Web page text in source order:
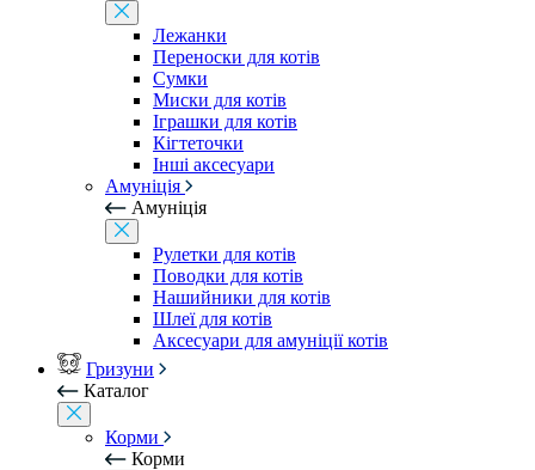
Лежанки
Переноски для котів
Сумки
Миски для котів
Іграшки для котів
Кігтеточки
Інші аксесуари
Амуніція
Амуніція
Рулетки для котів
Поводки для котів
Нашийники для котів
Шлеї для котів
Аксесуари для амуніції котів
Гризуни
Каталог
Корми
Корми